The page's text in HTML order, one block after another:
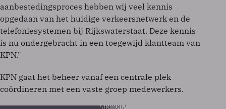
aanbestedingsproces hebben wij veel kennis
opgedaan van het huidige verkeersnetwerk en de
telefoniesystemen bij Rijkswaterstaat. Deze kennis
is nu ondergebracht in een toegewijd klantteam van
KPN."
KPN gaat het beheer vanaf een centrale plek
coördineren met een vaste groep medewerkers.